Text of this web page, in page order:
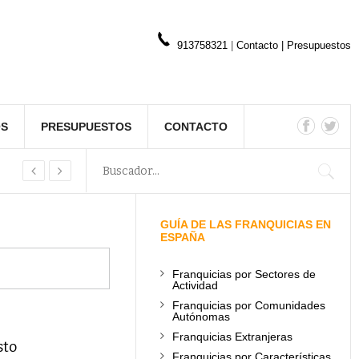
913758321 Contacto Presupuestos
PRESUPUESTOS CONTACTO
GUÍA DE LAS FRANQUICIAS EN
ESPAÑA
Franquicias por Sectores de
Actividad
Franquicias por Comunidades
Autónomas
Franquicias Extranjeras